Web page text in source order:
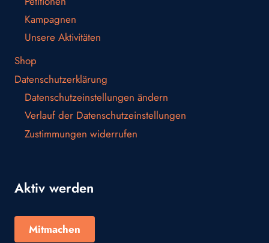
Kampagnen
Unsere Aktivitäten
Shop
Datenschutzerklärung
Datenschutzeinstellungen ändern
Verlauf der Datenschutzeinstellungen
Zustimmungen widerrufen
Aktiv werden
Mitmachen